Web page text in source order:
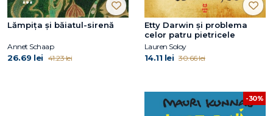
Lămpița și băiatul-sirenă
Annet Schaap
26.69 lei 41.23 lei
Etty Darwin și problema
celor patru pietricele
Lauren Soloy
14.11 lei 30.66 lei
-30%